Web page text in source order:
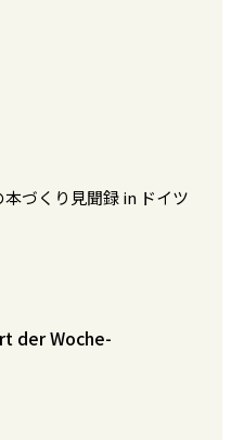
本づくり見聞録 in ドイツ
der Woche-